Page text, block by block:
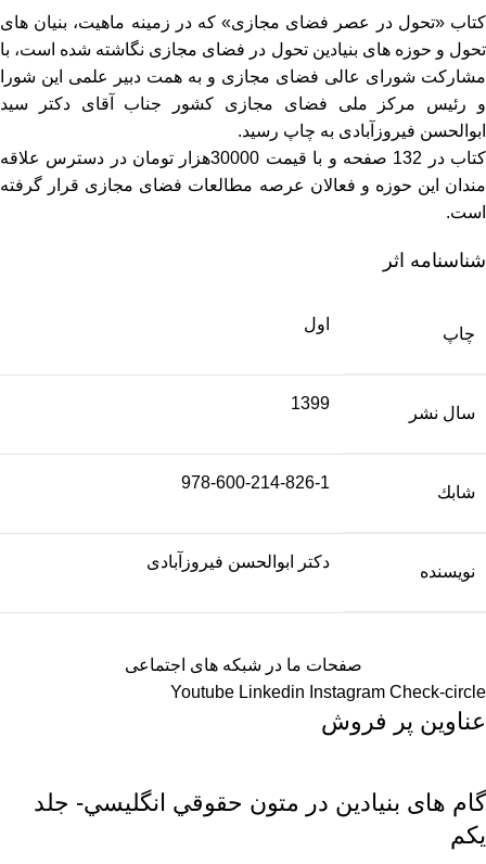
کتاب «تحول در عصر فضای مجازی» که در زمینه ماهیت، بنیان های
تحول و حوزه های بنیادین تحول در فضای مجازی نگاشته شده است، با
مشارکت شورای عالی فضای مجازی و به همت دبیر علمی این شورا
و رئیس مرکز ملی فضای مجازی کشور جناب آقای دکتر سید
ابوالحسن فیروزآبادی به چاپ رسید.
کتاب در 132 صفحه و با قیمت 30000هزار تومان در دسترس علاقه
مندان این حوزه و فعالان عرصه مطالعات فضای مجازی قرار گرفته
است.
شناسنامه اثر
چاپ
اول
سال نشر
1399
شابك
978-600-214-826-1
نویسنده
دکتر ابوالحسن فیروزآبادی
صفحات ما در شبکه های اجتماعی
Youtube Linkedin Instagram Check-circle
عناوین پر فروش
گام های بنیادین در متون حقوقي انگليسي- جلد
يكم